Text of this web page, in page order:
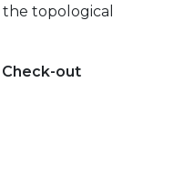
the topological
Check-out